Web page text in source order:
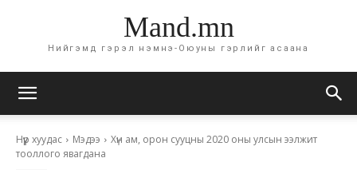
Mand.mn
Нийгэмд гэрэл нэмнэ-Оюуны гэрлийг асаана
Нүүр хуудас Мэдээ
Хүн ам, орон сууцны 2020 оны улсын ээлжит
тооллого явагдана